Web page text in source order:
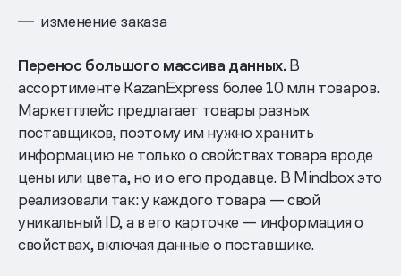
изменение заказа
Перенос большого массива данных. В
ассортименте KazanExpress более 10 млн товаров.
Маркетплейс предлагает товары разных
поставщиков, поэтому им нужно хранить
информацию не только о свойствах товара вроде
цены или цвета, но и о его продавце. В Mindbox это
реализовали так: у каждого товара — свой
уникальный ID, а в его карточке — информация о
свойствах, включая данные о поставщике.